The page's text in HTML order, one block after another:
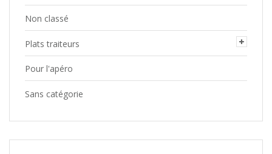
Non classé
Plats traiteurs
Pour l'apéro
Sans catégorie